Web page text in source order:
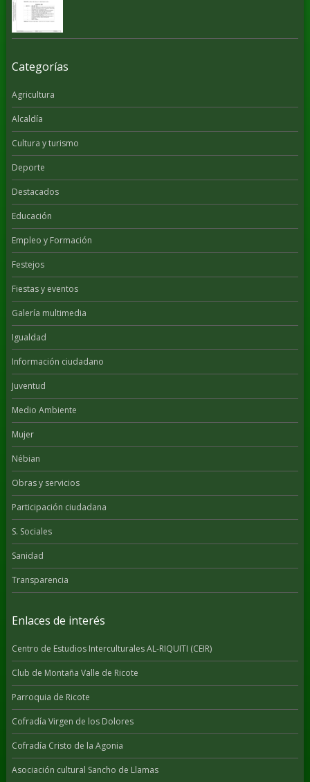
Categorías
Agricultura
Alcaldía
Cultura y turismo
Deporte
Destacados
Educación
Empleo y Formación
Festejos
Fiestas y eventos
Galería multimedia
Igualdad
Información ciudadano
Juventud
Medio Ambiente
Mujer
Nébian
Obras y servicios
Participación ciudadana
S. Sociales
Sanidad
Transparencia
Enlaces de interés
Centro de Estudios Interculturales AL-RIQUITI (CEIR)
Club de Montaña Valle de Ricote
Parroquia de Ricote
Cofradía Virgen de los Dolores
Cofradía Cristo de la Agonia
Asociación cultural Sancho de Llamas